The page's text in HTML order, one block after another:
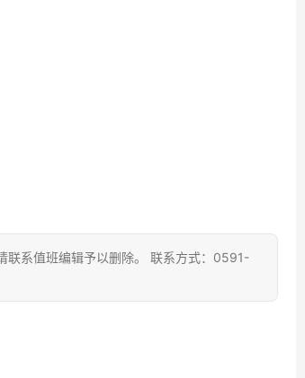
联系值班编辑予以删除。 联系方式：0591-